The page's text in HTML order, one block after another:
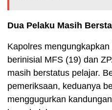
Dua Pelaku Masih
Kapolres
berinisial MFS (19) dan
masih berstatus pelajar.
pemeriksaan, keduanya
menggugurkan